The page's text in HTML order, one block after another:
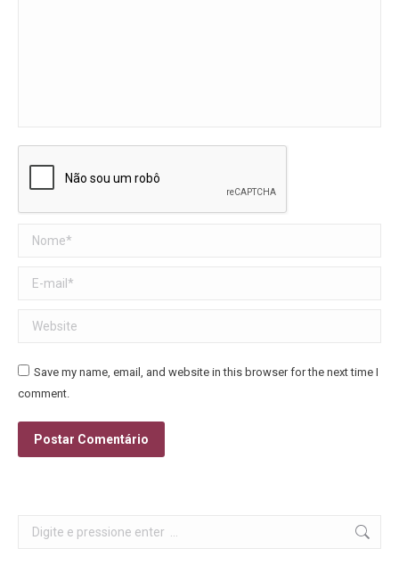
Nome *
E-mail *
Website
Save my name, email, and website in this browser for the next time I
comment.
Postar Comentário
Search: